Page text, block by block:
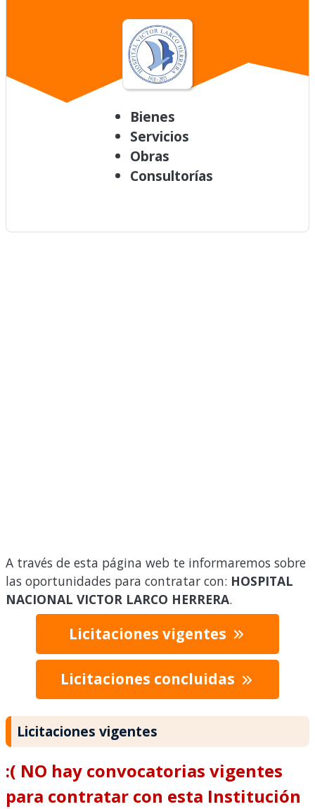
Bienes
Servicios
Obras
Consultorías
A través de esta página web te informaremos sobre
las oportunidades para contratar con: HOSPITAL
NACIONAL VICTOR LARCO HERRERA.
Licitaciones vigentes
Licitaciones concluidas
Licitaciones vigentes
:( NO hay convocatorias vigentes
para contratar con esta Institución